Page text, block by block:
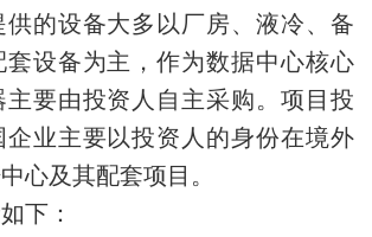
供的设备大多以厂房、液冷、备
套设备为主，作为数据中心核心
要由投资人自主采购。项目投
企业主要以投资人的身份在境外
心及其配套项目。
下：